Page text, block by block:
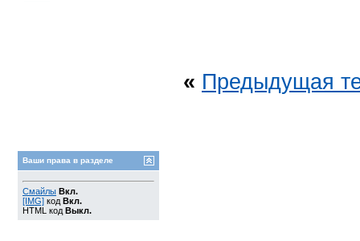
« Предыдущая
Ваши права в разделе
Смайлы Вкл.
[IMG] код Вкл.
HTML код Выкл.